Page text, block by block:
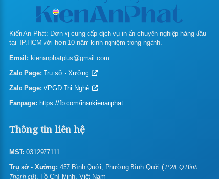
Giá in hộp giấy
In túi giấy
In bao lì xì theo yêu cầu
In folder – bìa hồ sơ
In biểu mẫu
In thẻ nhựa/name card nhựa
Kiến An Phát: Đơn vị cung cấp dịch vụ in ấn chuyên nghiệp hàng đầu
tại TP.HCM với hơn 10 năm kinh nghiệm trong ngành.
Email: kienanphatplus@gmail.com
Zalo Page: Trụ sở - Xưởng
Zalo Page: VPGD Thị Nghè
Fanpage: https://fb.com/inankienanphat
Thông tin liên hệ
MST: 0312977111
Trụ sở - Xưởng: 457 Bình Quới, Phường Bình Quới ( P.28, Q.Bình
Thạnh cũ), Hồ Chí Minh, Việt Nam